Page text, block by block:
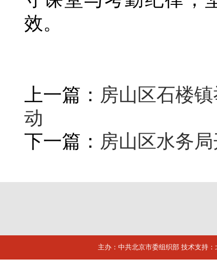
效。
上一篇： 房山区石楼
动
下一篇： 房山区水务
主办：中共北京市委组织部 技术支持